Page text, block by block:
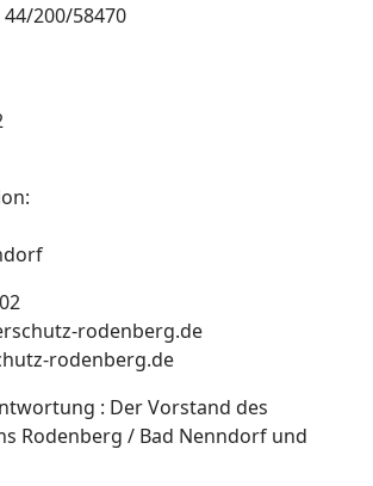
200/58470
rodenberg.de
rodenberg.de
: Der Vorstand des
Rodenberg / Bad Nenndorf und